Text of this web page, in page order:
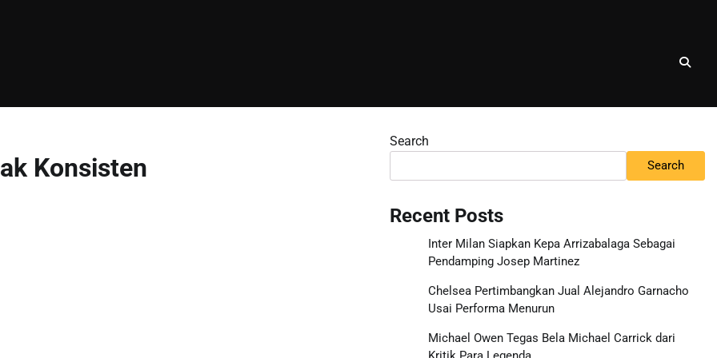
Konsisten
Search
Search
Recent Posts
Inter Milan Siapkan Kepa Arrizabalaga Sebagai
Pendamping Josep Martinez
Chelsea Pertimbangkan Jual Alejandro Garnacho
Usai Performa Menurun
Michael Owen Tegas Bela Michael Carrick dari